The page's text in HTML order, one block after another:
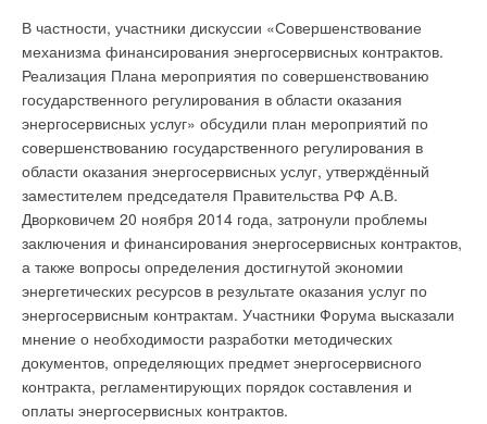
В частности, участники дискуссии «Совершенствование
механизма финансирования энергосервисных контрактов.
Реализация Плана мероприятия по совершенствованию
государственного регулирования в области оказания
энергосервисных услуг» обсудили план мероприятий по
совершенствованию государственного регулирования в
области оказания энергосервисных услуг, утверждённый
заместителем председателя Правительства РФ А.В.
Дворковичем 20 ноября 2014 года, затронули проблемы
заключения и финансирования энергосервисных контрактов,
а также вопросы определения достигнутой экономии
энергетических ресурсов в результате оказания услуг по
энергосервисным контрактам. Участники Форума высказали
мнение о необходимости разработки методических
документов, определяющих предмет энергосервисного
контракта, регламентирующих порядок составления и
оплаты энергосервисных контрактов.
(дополнительно к двум уже работающим ТЭЦ). Насколько
это выгодно —• можно оценить, учитывая, что газ в Риге
стоит в три раза дороже, чем в России.
Читайте по теме:
→ К юбилею Григория Валентиновича Томарова
ЖУРНАЛ СОК ИЮНЬ 2026
→ Об утилизации тепловых отходов
ЖУРНАЛ СОК ИЮНЬ 2026
→
Совершенствование отопительно-вентиляционных
систем коррекцией процессов регулирования
ЖУРНАЛ СОК ИЮНЬ 2026
→
Теплотехнические характеристики лучисто-конвективной
ЖУРНАЛ СОК ИЮНЬ 2026